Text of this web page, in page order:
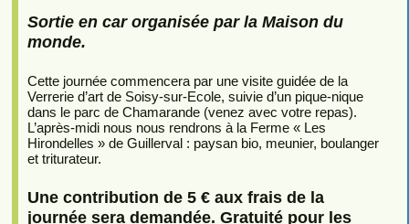
Sortie en car organisée par la Maison du
monde.
Cette journée commencera par une visite guidée de la
Verrerie d’art de Soisy-sur-Ecole, suivie d’un pique-nique
dans le parc de Chamarande (venez avec votre repas).
L’après-midi nous nous rendrons à la Ferme « Les
Hirondelles » de Guillerval : paysan bio, meunier, boulanger
et triturateur.
Une contribution de 5 € aux frais de la
journée sera demandée. Gratuité pour les